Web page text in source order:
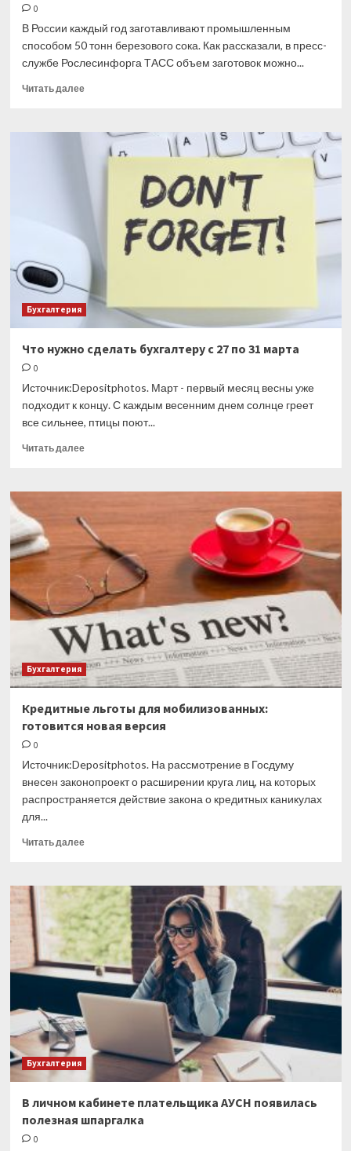
0
В России каждый год заготавливают промышленным
способом 50 тонн березового сока. Как рассказали, в пресс-
службе Рослесинфорга ТАСС объем заготовок можно...
Читать далееПрочитать
Россия
может
нарастить
Бухгалтерия
Что нужно сделать бухгалтеру с 27 по 31 марта
0
Источник:Depositphotos. Март - первый месяц весны уже
подходит к концу. С каждым весенним днем солнце греет
все сильнее, птицы поют...
Читать далееПрочитать
Что
сделать
бухгалтеру
с
по
31
марта
Бухгалтерия
Кредитные льготы для мобилизованных:
готовится новая версия
0
Источник:Depositphotos. На рассмотрение в Госдуму
внесен законопроект о расширении круга лиц, на которых
распространяется действие закона о кредитных каникулах
для...
Читать далееПрочитать
Кредитные
льготы
для
мобилизованных:
готовится
новая
версия
Бухгалтерия
В личном кабинете плательщика АУСН появилась
полезная шпаргалка
0